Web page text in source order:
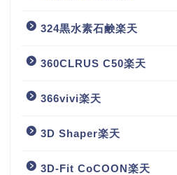
324黒水素石鹸楽天
360CLRUS C50楽天
366vivi楽天
3D Shaper楽天
3D-Fit CoCOON楽天